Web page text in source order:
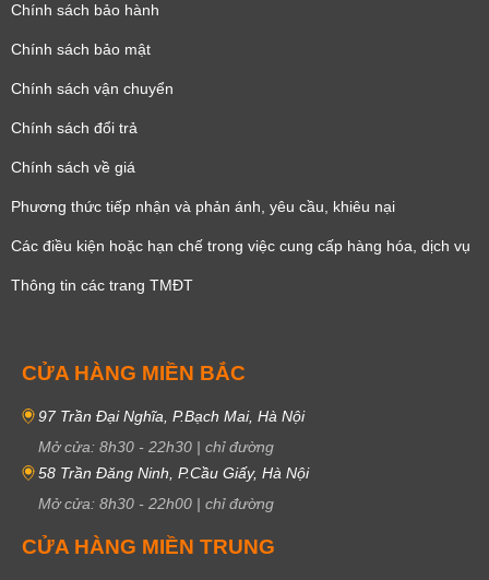
Chính sách bảo hành
Chính sách bảo mật
Chính sách vận chuyển
Chính sách đổi trả
Chính sách về giá
Phương thức tiếp nhận và phản ánh, yêu cầu, khiêu nại
Các điều kiện hoặc hạn chế trong việc cung cấp hàng hóa, dịch vụ
Thông tin các trang TMĐT
CỬA HÀNG MIỀN BẮC
97 Trần Đại Nghĩa, P.Bạch Mai, Hà Nội
Mở cửa: 8h30 - 22h30 | chỉ đường
58 Trần Đăng Ninh, P.Cầu Giấy, Hà Nội
Mở cửa: 8h30 - 22h00 | chỉ đường
CỬA HÀNG MIỀN TRUNG